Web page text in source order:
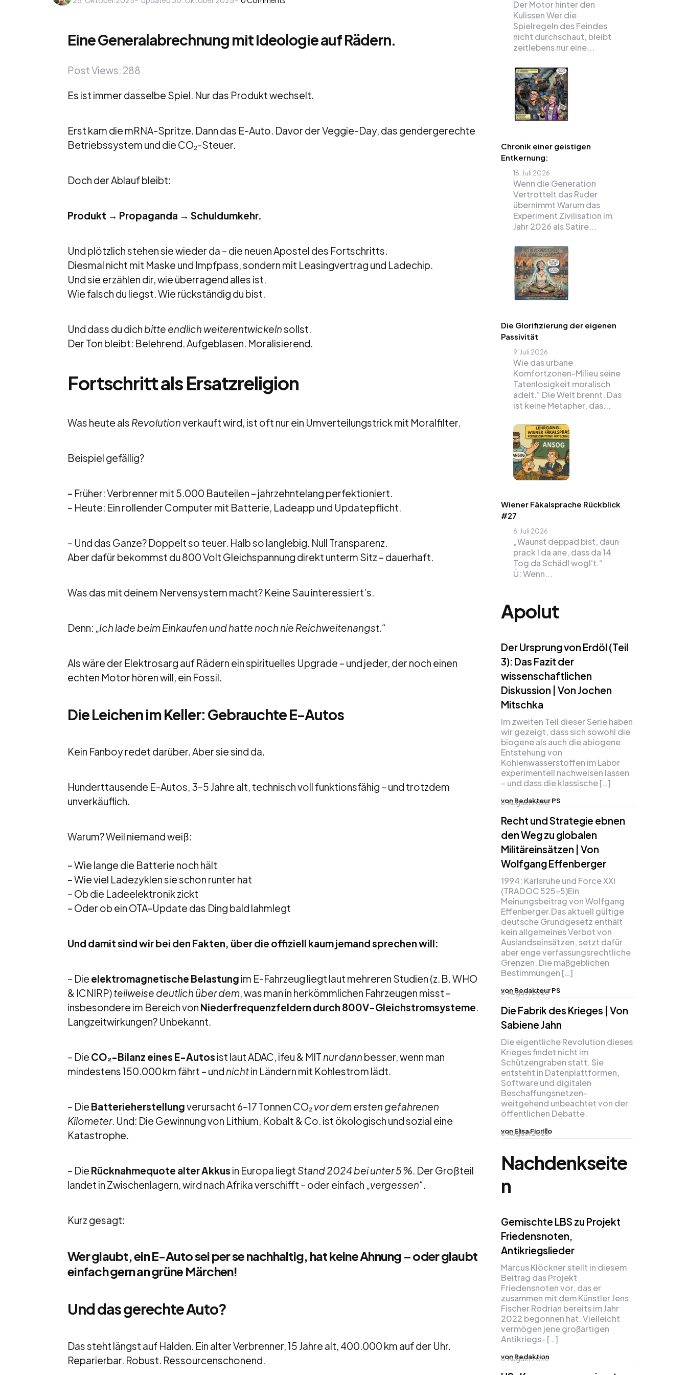
Eine Generalabrechnung mit Ideologie auf Rädern.
Post Views: 288
Es ist immer dasselbe Spiel. Nur das Produkt wechselt.
Erst kam die mRNA-Spritze. Dann das E-Auto. Davor der Veggie-Day, das gendergerechte
Betriebssystem und die CO₂-Steuer.
Doch der Ablauf bleibt:
Produkt → Propaganda → Schuldumkehr.
Und plötzlich stehen sie wieder da – die neuen Apostel des Fortschritts.
Diesmal nicht mit Maske und Impfpass, sondern mit Leasingvertrag und Ladechip.
Und sie erzählen dir, wie überragend alles ist.
Wie falsch du liegst. Wie rückständig du bist.
Und dass du dich bitte endlich weiterentwickelnsollst.
Der Ton bleibt: Belehrend. Aufgeblasen. Moralisierend.
Fortschritt als Ersatzreligion
Was heute als Revolutionverkauft wird, ist oft nur ein Umverteilungstrick mit Moralfilter.
Beispiel gefällig?
– Früher: Verbrenner mit 5.000 Bauteilen – jahrzehntelang perfektioniert.
– Heute: Ein rollender Computer mit Batterie, Ladeapp und Updatepflicht.
– Und das Ganze? Doppelt so teuer. Halb so langlebig. Null Transparenz.
Aber dafür bekommst du 800 Volt Gleichspannung direkt unterm Sitz – dauerhaft.
Was das mit deinem Nervensystem macht? Keine Sau interessiert’s.
Denn: „Ich lade beim Einkaufen und hatte noch nie Reichweitenangst.“
Als wäre der Elektrosarg auf Rädern ein spirituelles Upgrade – und jeder, der noch einen
echten Motor hören will, ein Fossil.
Die Leichen im Keller: Gebrauchte E-Autos
Kein Fanboy redet darüber. Aber sie sind da.
Hunderttausende E-Autos, 3–5 Jahre alt, technisch voll funktionsfähig – und trotzdem
unverkäuflich.
Warum? Weil niemand weiß:
– Wie lange die Batterie noch hält
– Wie viel Ladezyklen sie schon runter hat
– Ob die Ladeelektronik zickt
– Oder ob ein OTA-Update das Ding bald lahmlegt
Und damit sind wir bei den Fakten, über die offiziell kaum jemand sprechen will:
– Die elektromagnetische Belastung im E-Fahrzeug liegt laut mehreren Studien (z. B. WHO
& ICNIRP)teilweise deutlich über dem, was man in herkömmlichen Fahrzeugen misst –
insbesondere im Bereich von Niederfrequenzfeldern durch 800V-Gleichstromsysteme.
Langzeitwirkungen? Unbekannt.
– Die CO₂-Bilanz eines E-Autos ist laut ADAC, ifeu & MIT nur dann besser, wenn man
mindestens 150.000 km fährt – und nichtin Ländern mit Kohlestrom lädt.
– Die Batterieherstellungverursacht 6–17 Tonnen CO₂vor dem ersten gefahrenen
Kilometer. Und: Die Gewinnung von Lithium, Kobalt & Co. ist ökologisch und sozial eine
Katastrophe.
– Die Rücknahmequote alter Akkus in Europa liegt Stand 2024 bei unter 5 %. Der Großteil
landet in Zwischenlagern, wird nach Afrika verschifft – oder einfach „vergessen“.
Kurz gesagt:
Wer glaubt, ein E-Auto sei per se nachhaltig, hat keine Ahnung – oder glaubt
einfach gern an grüne Märchen!
Und das gerechte Auto?
Das steht längst auf Halden. Ein alter Verbrenner, 15 Jahre alt, 400.000 km auf der Uhr.
Reparierbar. Robust. Ressourcenschonend.
Der Motor hinter den
Kulissen Wer die
Spielregeln des Feindes
nicht durchschaut, bleibt
zeitlebens nur eine...
Chronik einer geistigen
Entkernung:
16. Juli 2026
Wenn die Generation
Vertrottelt das Ruder
übernimmt Warum das
Experiment Zivilisation im
Jahr 2026 als Satire...
Die Glorifizierung der eigenen
Passivität
9. Juli 2026
Wie das urbane
Komfortzonen-Milieu seine
Tatenlosigkeit moralisch
adelt.“ Die Welt brennt. Das
ist keine Metapher, das...
Wiener Fäkalsprache Rückblick
#27
6. Juli 2026
„Waunst deppad bist, daun
prack I da ane, dass da 14
Tog da Schädl wogl‘t.“
Ü: Wenn...
Apolut
Der Ursprung von Erdöl (Teil
3): Das Fazit der
wissenschaftlichen
Diskussion | Von Jochen
Mitschka
6. August 2026
von Redakteur PS
Im zweiten Teil dieser Serie haben
wir gezeigt, dass sich sowohl die
biogene als auch die abiogene
Entstehung von
Kohlenwasserstoffen im Labor
experimentell nachweisen lassen
– und dass die klassische […]
Recht und Strategie ebnen
den Weg zu globalen
Militäreinsätzen | Von
Wolfgang Effenberger
6. August 2026
von Redakteur PS
1994: Karlsruhe und Force XXI
(TRADOC 525-5)Ein
Meinungsbeitrag von Wolfgang
Effenberger.Das aktuell gültige
deutsche Grundgesetz enthält
kein allgemeines Verbot von
Auslandseinsätzen, setzt dafür
aber enge verfassungsrechtliche
Grenzen. Die maßgeblichen
Bestimmungen […]
Die Fabrik des Krieges | Von
Sabiene Jahn
6. August 2026
von Elisa Fiorillo
Die eigentliche Revolution dieses
Krieges findet nicht im
Schützengraben statt. Sie
entsteht in Datenplattformen,
Software und digitalen
Beschaffungsnetzen-
weitgehend unbeachtet von der
öffentlichen Debatte.
Nachdenkseite
n
Gemischte LBS zu Projekt
Friedensnoten,
Antikriegslieder
6. August 2026
von Redaktion
Marcus Klöckner stellt in diesem
Beitrag das Projekt
Friedensnoten vor, das er
zusammen mit dem Künstler Jens
Fischer Rodrian bereits im Jahr
2022 begonnen hat. Vielleicht
vermögen jene großartigen
Antikriegs- […]